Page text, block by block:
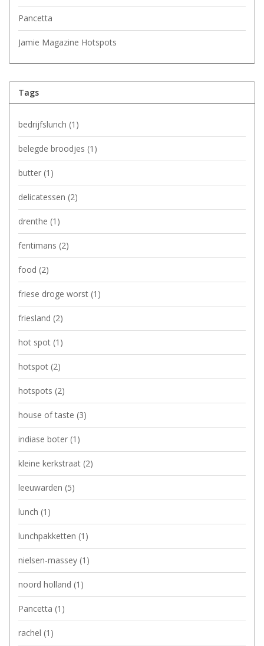
Pancetta
Jamie Magazine Hotspots
Tags
bedrijfslunch (1)
belegde broodjes (1)
butter (1)
delicatessen (2)
drenthe (1)
fentimans (2)
food (2)
friese droge worst (1)
friesland (2)
hot spot (1)
hotspot (2)
hotspots (2)
house of taste (3)
indiase boter (1)
kleine kerkstraat (2)
leeuwarden (5)
lunch (1)
lunchpakketten (1)
nielsen-massey (1)
noord holland (1)
Pancetta (1)
rachel (1)